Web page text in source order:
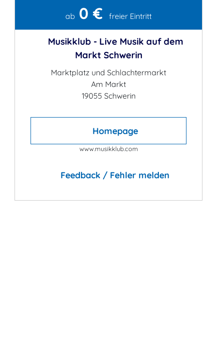
Kontakt
ab 0 € freier Eintritt
Musikklub - Live Musik auf dem
Markt Schwerin
Marktplatz und Schlachtermarkt
Am Markt
19055 Schwerin
Homepage
www.musikklub.com
Feedback / Fehler melden